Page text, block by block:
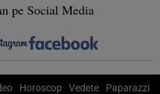
pe Social Media
Horoscop Vedete Paparazzi